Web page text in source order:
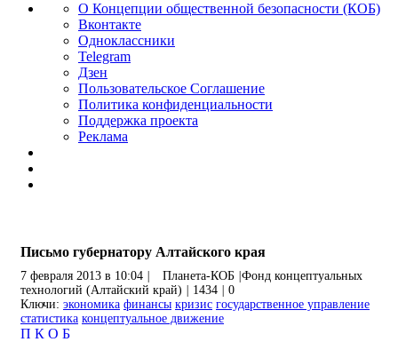
О Концепции общественной безопасности (КОБ)
Вконтакте
Одноклассники
Telegram
Дзен
Пользовательское Соглашение
Политика конфиденциальности
Поддержка проекта
Реклама
Письмо губернатору Алтайского края
7 февраля 2013 в 10:04 Планета-КОБ Фонд концептуальных
технологий (Алтайский край)
1434
0
Ключи: экономика финансы кризис государственное управление
статистика концептуальное движение
П К О Б